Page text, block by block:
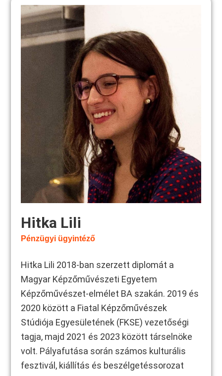
Hitka Lili
Pénzügyi ügyintéző
Hitka Lili 2018-ban szerzett diplomát a
Magyar Képzőművészeti Egyetem
Képzőművészet-elmélet BA szakán. 2019 és
2020 között a Fiatal Képzőművészek
Stúdiója Egyesületének (FKSE) vezetőségi
tagja, majd 2021 és 2023 között társelnöke
volt. Pályafutása során számos kulturális
fesztivál, kiállítás és beszélgetéssorozat